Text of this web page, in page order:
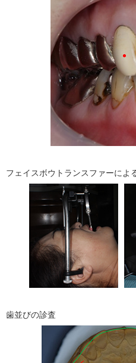
フェイスボウトランスファーによ
歯並びの診査